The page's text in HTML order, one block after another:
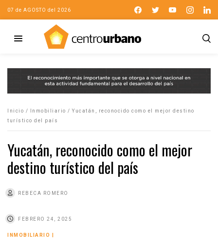
07 de AGOSTO del 2026
Inicio / Inmobiliario / Yucatán, reconocido como el mejor destino
turístico del país
Yucatán, reconocido como el mejor
destino turístico del país
REBECA ROMERO
FEBRERO 24, 2025
INMOBILIARIO